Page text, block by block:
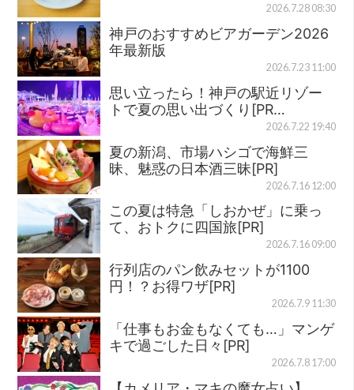
2026.7.28 08:30
神戸のおすすめビアガーデン2026
年最新版
2026.7.23 11:00
思い立ったら！神戸の駅近リゾー
トで夏の思い出づくり[PR…
2026.7.22 19:40
夏の新潟、市場ハシゴで海鮮三
昧、魅惑の日本酒三昧[PR]
2026.7.16 12:00
この夏は特急「しおかぜ」に乗っ
て、おトクに四国旅[PR]
2026.7.16 09:00
行列店のパン飲みセットが1100
円！？お得ワザ[PR]
2026.7.9 11:30
「仕事もお金もなくても…」マンゲ
キで過ごした日々[PR]
2026.7.8 17:00